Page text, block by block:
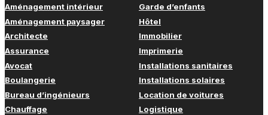
Aménagement intérieur
Aménagement paysager
Architecte
Assurance
Avocat
Boulangerie
Bureau d’ingénieurs
Chauffage
Garde d’enfants
Hôtel
Immobilier
Imprimerie
Installations sanitaires
Installations solaires
Location de voitures
Logistique